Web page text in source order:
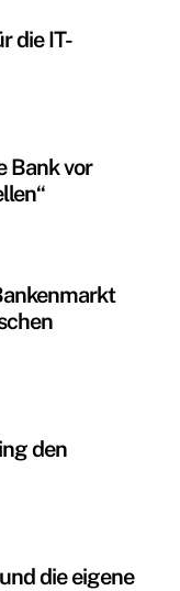
die IT-
Bank vor
den
die eigene